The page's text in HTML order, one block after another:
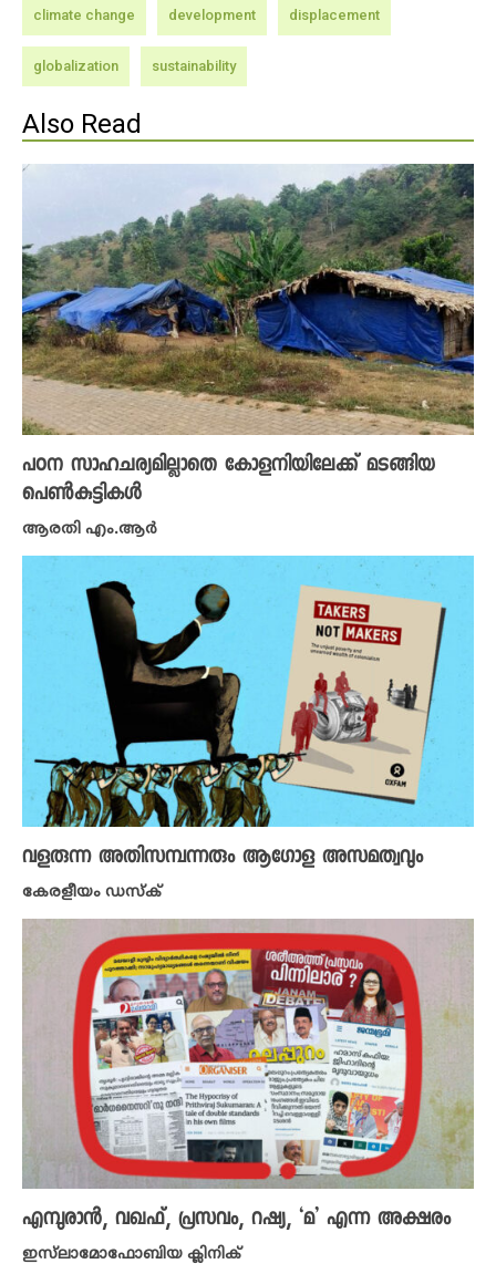
climate change development displacement
globalization sustainability
Also Read
പഠന സാഹചര്യമില്ലാതെ കോളനിയിലേക്ക് മടങ്ങിയ
പെൺകുട്ടികൾ
ആരതി എം.ആർ
വളരുന്ന അതിസമ്പന്നരും ആ​ഗോള അസമത്വവും
കേരളീയം ഡസ്ക്
എമ്പുരാൻ, വഖഫ്, പ്രസവം, റഷ്യ, ‘മ’ എന്ന അക്ഷരം
ഇസ്‌ലാമോഫോബിയ ക്ലിനിക്